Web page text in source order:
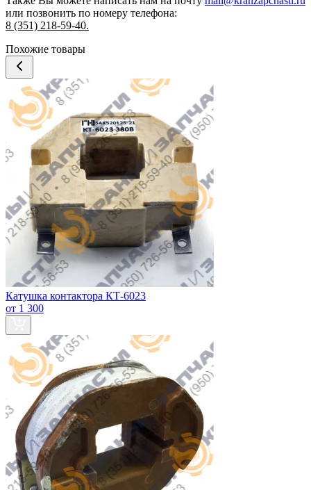
или позвонить по номеру телефона:
8 (351) 218-59-40.
Похожие товары
Катушка контактора КТ-6023
от 1 300